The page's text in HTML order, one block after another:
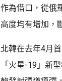
作為借口，從俄
高度均有增加，
北韓在去年4月
「火星-19」新